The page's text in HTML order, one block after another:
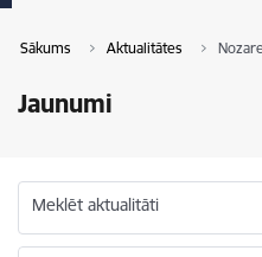
Sākums Aktualitātes
Jaunumi
Meklēt aktualitāti